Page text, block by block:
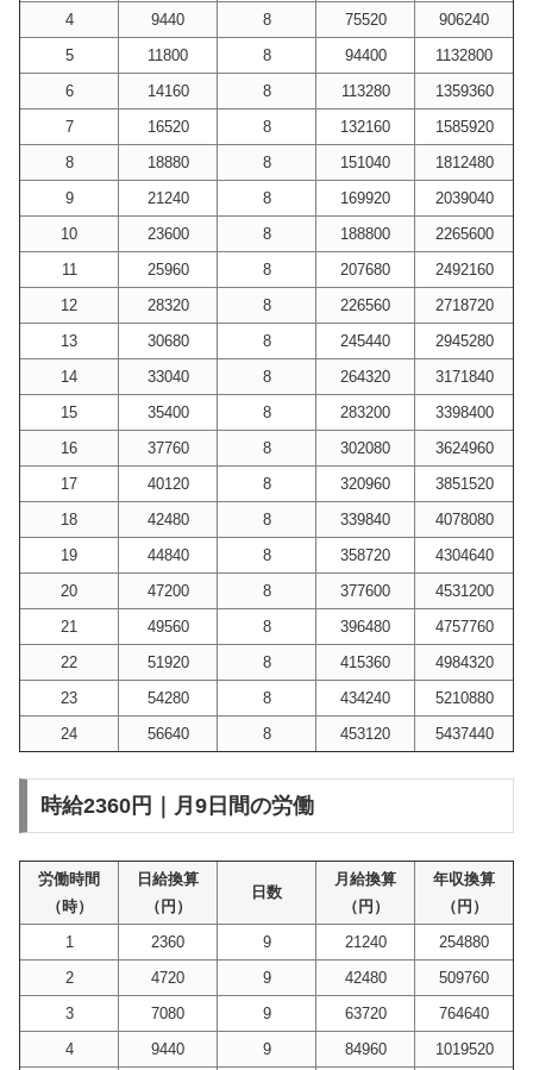
4
9440 8 75520
906240
5
11800 8 94400
1132800
6
14160 8 113280
1359360
7
16520 8 132160
1585920
8
18880 8 151040
1812480
9
21240 8 169920
2039040
10
23600 8 188800
2265600
11
25960 8 207680
2492160
12
28320 8 226560
2718720
13
30680 8 245440
2945280
14
33040 8 264320
3171840
15
35400 8 283200
3398400
16
37760 8 302080
3624960
17
40120 8 320960
3851520
18
42480 8 339840
4078080
19
44840 8 358720
4304640
20
47200 8 377600
4531200
21
49560 8 396480
4757760
22
51920 8 415360
4984320
23
54280 8 434240
5210880
24
56640 8 453120 5437440
時給2360円｜月9日間の労働
労働時間
（時）
日給換算
（円）
日数
月給換算
（円）
年収換算
（円）
1
2360 9 21240
254880
2
4720 9 42480
509760
3
7080 9 63720
764640
4
9440 9 84960
1019520